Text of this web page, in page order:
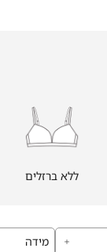
|
ברזלים
ללא ברזלים
ברזלים
ללא
ברזלים
|
(85)
מידה